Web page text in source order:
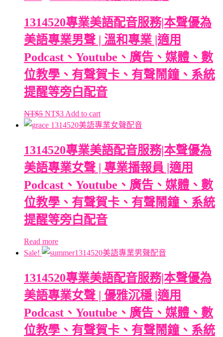
1314520專業美語配音服務|本聲優為
美語專業男聲 | 溫和專業 |適用
Podcast、Youtube、廣告、媒體、數
位教學、有聲賀卡、有聲鬧鐘、系統
提醒等旁白配音
NT$5 NT$3 Add to cart
1314520專業美語配音服務|本聲優為
美語專業女聲 | 專業播報員 |適用
Podcast、Youtube、廣告、媒體、數
位教學、有聲賀卡、有聲鬧鐘、系統
提醒等旁白配音
Read more
Sale!
1314520專業美語配音服務|本聲優為
美語專業女聲 | 優雅沉穩 |適用
Podcast、Youtube、廣告、媒體、數
位教學、有聲賀卡、有聲鬧鐘、系統